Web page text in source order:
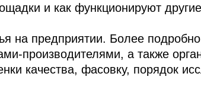
и как функционируют
на предприятии. Более
производителями, а также
качества, фасовку, порядок